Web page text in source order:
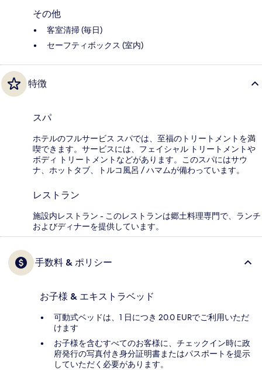
その他
客室清掃 (毎日)
セーフティボックス (室内)
特徴
スパ
ホテルのフルサービス スパでは、至福のトリートメントを満
喫できます。サービスには、フェイシャル トリートメントや
ボディ トリートメントなどがあります。このスパにはサウ
ナ、ホットタブ、トルコ風呂 / ハマムが備わっています。
レストラン
施設内レストラン - このレストランは郷土料理専門で、ランチ
およびディナーを提供しています。
手数料 & ポリシー
お子様 & エキストラベッド
可動式ベッドは、1 日につき 20.0 EURでご利用いただ
けます
お子様を含むすべてのお客様に、チェックイン時に政
府発行の写真付き身分証明書またはパスポートを提示
していただく必要があります。